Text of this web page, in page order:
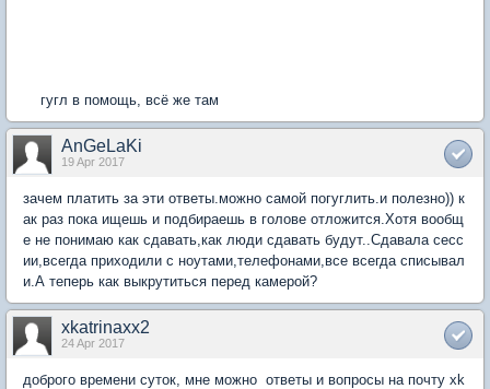
гугл в помощь, всё же там
AnGeLaKi
19 Apr 2017
зачем платить за эти ответы.можно самой погуглить.и полезно)) к
ак раз пока ищешь и подбираешь в голове отложится.Хотя вообщ
е не понимаю как сдавать,как люди сдавать будут..Сдавала сесс
ии,всегда приходили с ноутами,телефонами,все всегда списывал
и.А теперь как выкрутиться перед камерой?
xkatrinaxx2
24 Apr 2017
доброго времени суток, мне можно ответы и вопросы на почту xk